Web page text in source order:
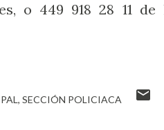
o 449 918 28 11
SECCIÓN POLICIACA